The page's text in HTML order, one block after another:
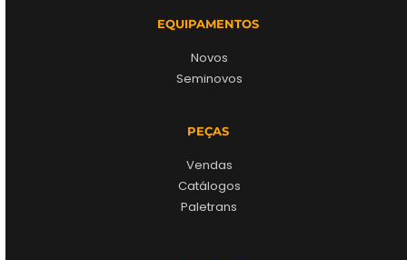
EQUIPAMENTOS
Novos
Seminovos
PEÇAS
Vendas
Catálogos
Paletrans